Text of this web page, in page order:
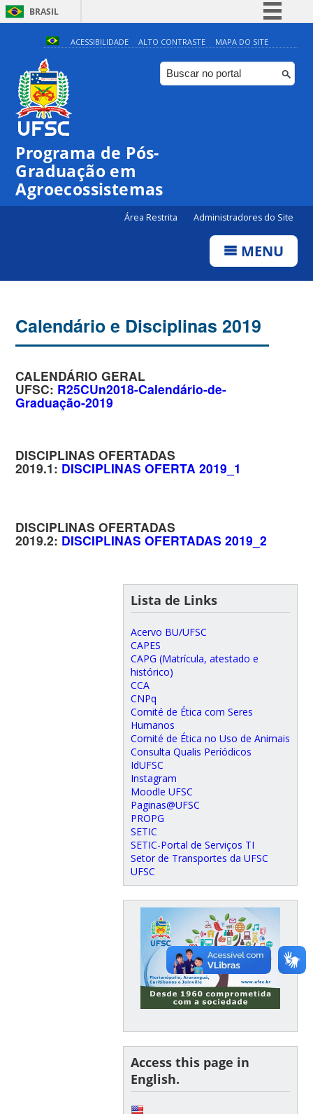
BRASIL
Simplifique!
Comunica BR
Participe
ACESSIBILIDADE ALTO CONTRASTE MAPA DO SITE
Programa de Pós-
Graduação em
Agroecossistemas
Área Restrita Administradores do Site
MENU
Calendário e Disciplinas 2019
CALENDÁRIO GERAL
UFSC: R25CUn2018-Calendário-de-
Graduação-2019
DISCIPLINAS OFERTADAS
2019.1: DISCIPLINAS OFERTA 2019_1
DISCIPLINAS OFERTADAS
2019.2: DISCIPLINAS OFERTADAS 2019_2
Lista de Links
Acervo BU/UFSC
CAPES
CAPG (Matrícula, atestado e
histórico)
CCA
CNPq
Comité de Ética com Seres
Humanos
Comité de Ética no Uso de Animais
Consulta Qualis Períódicos
IdUFSC
Instagram
Moodle UFSC
Paginas@UFSC
PROPG
SETIC
SETIC-Portal de Serviços TI
Setor de Transportes da UFSC
UFSC
Access this page in
English.